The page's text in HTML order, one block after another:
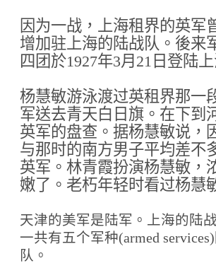
因为一战，上海租界的英军
增加驻上海的陆战队。後来
四团於1927年3月 21 日登陆
杨慧敏游泳渡过英租界那一
军送去青天白日旗。在下到
英军的盘查。据杨慧敏说，
与那时的南方男子平均差不
英军。林青霞扮演杨慧敏，
嫩了。老朽年轻时看过杨慧
天津的美军是陆军。上海的陆
一共有五个军种(armed services)
队。